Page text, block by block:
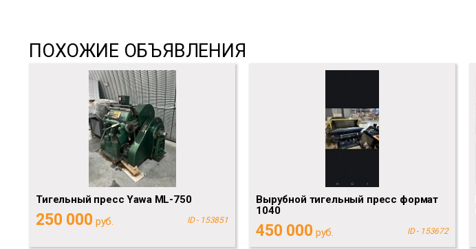
ПОХОЖИЕ ОБЪЯВЛЕНИЯ
Тигельный пресс Yawa ML-750
250 000 руб. ID - 153851
Вырубной тигельный пресс формат
1040
450 000 руб. ID - 153672